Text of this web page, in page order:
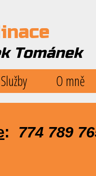
: 774 789
Tománek
Služby O mně